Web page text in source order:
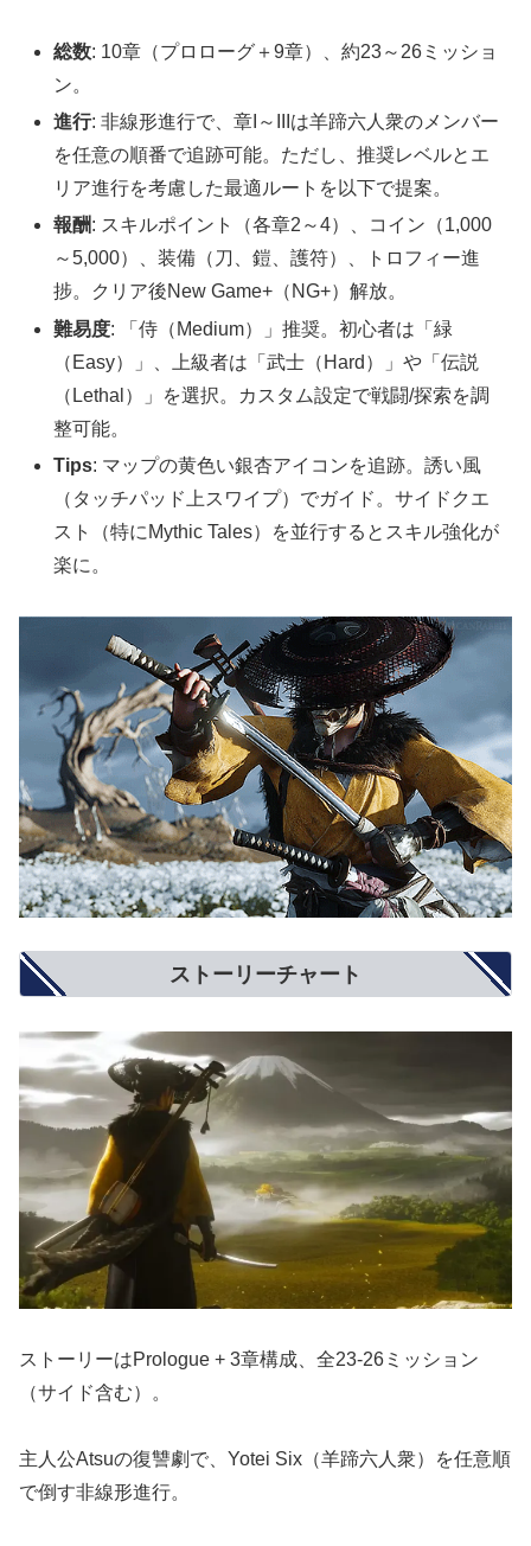
総数: 10章（プロローグ＋9章）、約23～26ミッショ
ン。
進行: 非線形進行で、章I～IIIは羊蹄六人衆のメンバー
を任意の順番で追跡可能。ただし、推奨レベルとエ
リア進行を考慮した最適ルートを以下で提案。
報酬: スキルポイント（各章2～4）、コイン（1,000
～5,000）、装備（刀、鎧、護符）、トロフィー進
捗。クリア後New Game+（NG+）解放。
難易度: 「侍（Medium）」推奨。初心者は「緑
（Easy）」、上級者は「武士（Hard）」や「伝説
（Lethal）」を選択。カスタム設定で戦闘/探索を調
整可能。
Tips: マップの黄色い銀杏アイコンを追跡。誘い風
（タッチパッド上スワイプ）でガイド。サイドクエ
スト（特にMythic Tales）を並行するとスキル強化が
楽に。
ストーリーチャート
ストーリーはPrologue + 3章構成、全23-26ミッション
（サイド含む）。
主人公Atsuの復讐劇で、Yotei Six（羊蹄六人衆）を任意順
で倒す非線形進行。